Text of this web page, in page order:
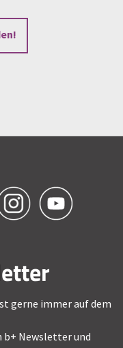
gerne immer auf dem
b+ Newsletter und